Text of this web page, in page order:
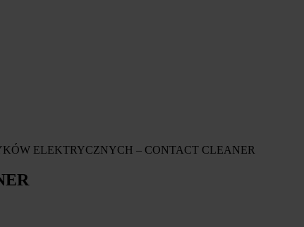
ELEKTRYCZNYCH – CONTACT CLEANER